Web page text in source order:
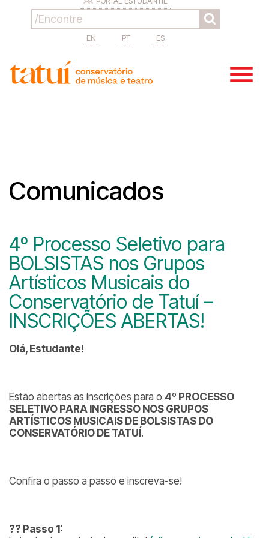
EN PT ES
Comunicados
4º Processo Seletivo para
BOLSISTAS nos Grupos
Artísticos Musicais do
Conservatório de Tatuí –
INSCRIÇÕES ABERTAS!
Olá, Estudante!
Estão abertas as inscrições para o 4º PROCESSO
SELETIVO PARA INGRESSO NOS GRUPOS
ARTÍSTICOS MUSICAIS DE BOLSISTAS DO
CONSERVATÓRIO DE TATUÍ .
Confira o passo a passo e inscreva-se!
?? Passo 1: